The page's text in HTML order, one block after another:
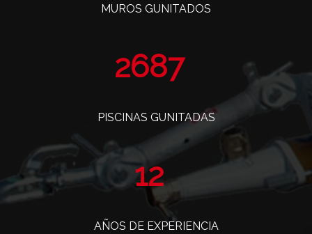
MUROS GUNITADOS
3299
PISCINAS GUNITADAS
14
AÑOS DE EXPERIENCIA